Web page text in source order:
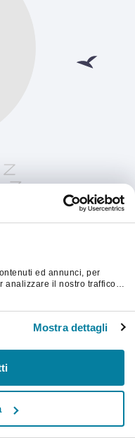
ed annunci, per
il nostro traffico.
tuo utilizzo dei loro
Mostra dettagli
continuare.